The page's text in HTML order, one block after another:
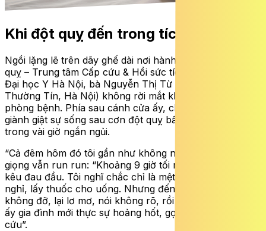
Khi đột quỵ đến trong tích tắc
Ngồi lặng lẽ trên dãy ghế dài nơi hành lang Khoa Đột
quỵ – Trung tâm Cấp cứu & Hồi sức tích cực, Bệnh viện
Đại học Y Hà Nội, bà Nguyễn Thị Từ (68 tuổi, xã
Thường Tín, Hà Nội) không rời mắt khỏi cánh cửa
phòng bệnh. Phía sau cánh cửa ấy, chồng bà đang
giành giật sự sống sau cơn đột quỵ bất ngờ ập đến chỉ
trong vài giờ ngắn ngủi.
“Cả đêm hôm đó tôi gần như không ngủ”, bà Từ kể,
giọng vẫn run run: “Khoảng 9 giờ tối ngày 10/4, ông ấy
kêu đau đầu. Tôi nghĩ chắc chỉ là mệt nên bảo nằm
nghỉ, lấy thuốc cho uống. Nhưng đến nửa đêm vẫn
không đỡ, lại lơ mơ, nói không rõ, rồi nôn nhiều… Lúc
ấy gia đình mới thực sự hoảng hốt, gọi xe đưa đi cấp
cứu”.